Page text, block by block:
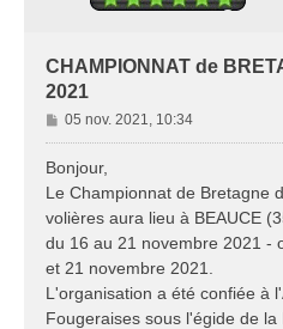
CHAMPIONNAT de
2021
M
e
s
g
e
05 nov. 2021, 10:34
Bonjour,
Le Championnat de Bretagne
volières aura lieu à BEAUCE
du 16 au 21 novembre 2021 -
et 21 novembre 2021.
L'organisation a été confiée à
Fougeraises sous l'égide de